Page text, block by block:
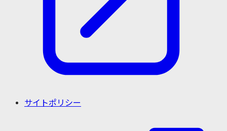
サイトポリシー